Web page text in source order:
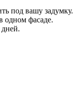
под вашу задумку.
одном фасаде.
дней.